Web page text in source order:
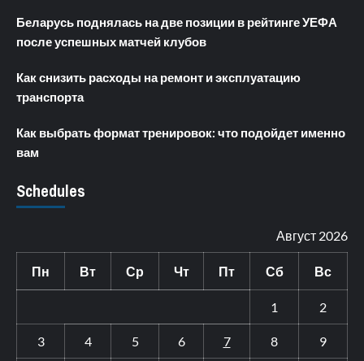
Беларусь поднялась на две позиции в рейтинге УЕФА
после успешных матчей клубов
Как снизить расходы на ремонт и эксплуатацию
транспорта
Как выбрать формат тренировок: что подойдет именно
вам
Schedules
Август 2026
Пн Вт Ср Чт Пт Сб Вс
1 2
3 4 5 6 7 8 9